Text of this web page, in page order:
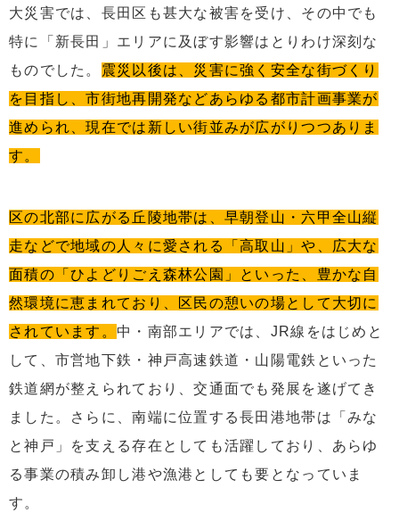
大災害では、長田区も甚大な被害を受け、その中でも
特に「新長田」エリアに及ぼす影響はとりわけ深刻な
ものでした。 震災以後は、災害に強く安全な街づくり
を目指し、市街地再開発などあらゆる都市計画事業が
進められ、現在では新しい街並みが広がりつつありま
す。
区の北部に広がる丘陵地帯は、早朝登山・六甲全山縦
走などで地域の人々に愛される「高取山」や、広大な
面積の「ひよどりごえ森林公園」といった、豊かな自
然環境に恵まれており、区民の憩いの場として大切に
されています。 中・南部エリアでは、JR線をはじめと
して、市営地下鉄・神戸高速鉄道・山陽電鉄といった
鉄道網が整えられており、交通面でも発展を遂げてき
ました。さらに、南端に位置する長田港地帯は「みな
と神戸」を支える存在としても活躍しており、あらゆ
る事業の積み卸し港や漁港としても要となっていま
す。